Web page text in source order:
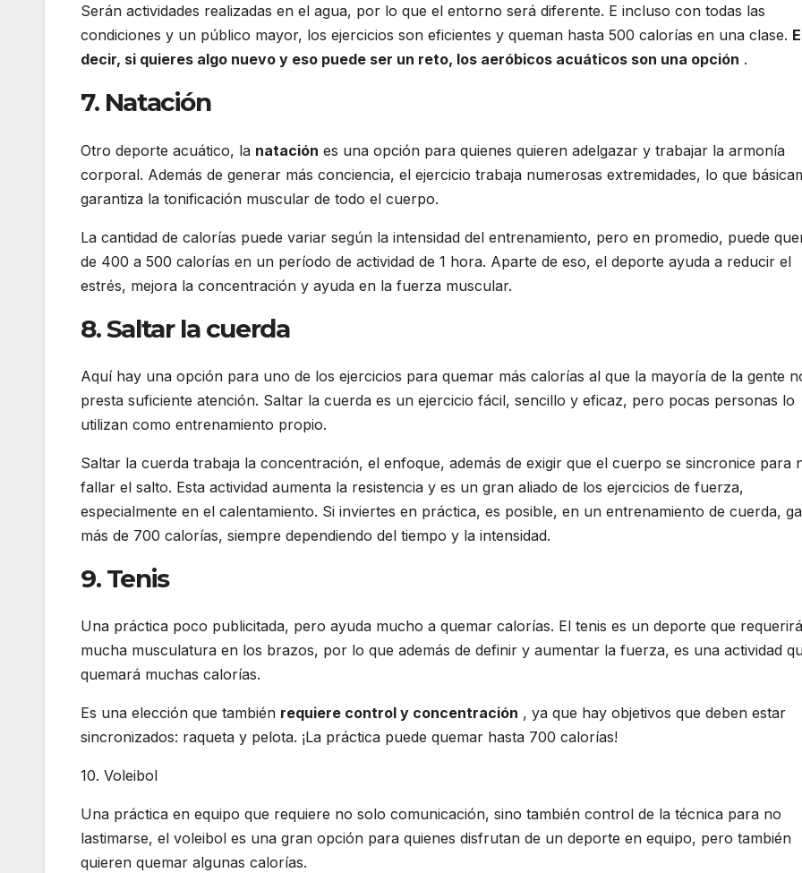
Serán actividades realizadas en el agua, por lo que el entorno será diferente. E incluso con todas las
condiciones y un público mayor, los ejercicios son eficientes y queman hasta 500 calorías en una clase.
decir, si quieres algo nuevo y eso puede ser un reto, los aeróbicos acuáticos son una opción .
7. Natación
Otro deporte acuático, la natación es una opción para quienes quieren adelgazar y trabajar la armonía
corporal. Además de generar más conciencia, el ejercicio trabaja numerosas extremidades, lo que
garantiza la tonificación muscular de todo el cuerpo.
La cantidad de calorías puede variar según la intensidad del entrenamiento, pero en promedio, puede
de 400 a 500 calorías en un período de actividad de 1 hora. Aparte de eso, el deporte ayuda a reducir el
estrés, mejora la concentración y ayuda en la fuerza muscular.
8. Saltar la cuerda
Aquí hay una opción para uno de los ejercicios para quemar más calorías al que la mayoría de la gente
presta suficiente atención. Saltar la cuerda es un ejercicio fácil, sencillo y eficaz, pero pocas personas lo
utilizan como entrenamiento propio.
Saltar la cuerda trabaja la concentración, el enfoque, además de exigir que el cuerpo se sincronice para
fallar el salto. Esta actividad aumenta la resistencia y es un gran aliado de los ejercicios de fuerza,
especialmente en el calentamiento. Si inviertes en práctica, es posible, en un entrenamiento de cuerda,
más de 700 calorías, siempre dependiendo del tiempo y la intensidad.
9. Tenis
Una práctica poco publicitada, pero ayuda mucho a quemar calorías. El tenis es un deporte que requerirá
mucha musculatura en los brazos, por lo que además de definir y aumentar la fuerza, es una actividad
quemará muchas calorías.
Es una elección que también requiere control y concentración , ya que hay objetivos que deben estar
sincronizados: raqueta y pelota. ¡La práctica puede quemar hasta 700 calorías!
10. Voleibol
Una práctica en equipo que requiere no solo comunicación, sino también control de la técnica para no
lastimarse, el voleibol es una gran opción para quienes disfrutan de un deporte en equipo, pero también
quieren quemar algunas calorías.